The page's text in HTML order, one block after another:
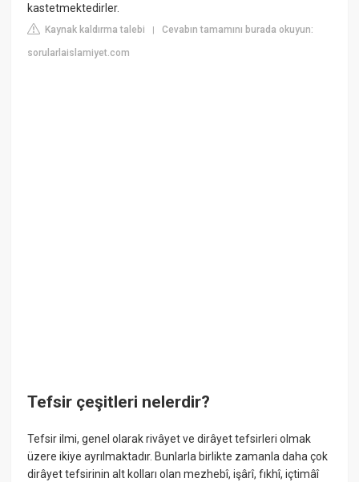
kastetmektedirler.
Kaynak kaldırma talebi |Cevabın tamamını burada okuyun:
sorularlaislamiyet.com
Tefsir çeşitleri nelerdir?
Tefsir ilmi, genel olarak rivâyet ve dirâyet tefsirleri olmak
üzere ikiye ayrılmaktadır. Bunlarla birlikte zamanla daha çok
dirâyet tefsirinin alt kolları olan mezhebî, işârî, fıkhî, içtimâî